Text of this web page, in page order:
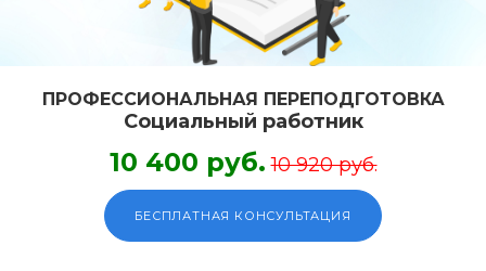
ПРОФЕССИОНАЛЬНАЯ ПЕРЕПОДГОТОВКА
Социальный работник
10 400 руб. 10 920 руб.
БЕСПЛАТНАЯ КОНСУЛЬТАЦИЯ